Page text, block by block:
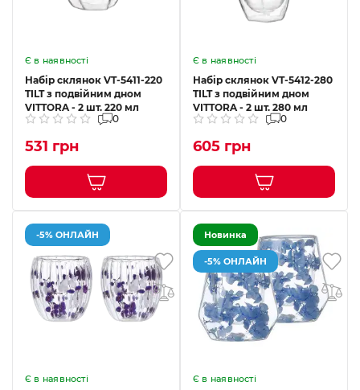
Є в наявності
Набір склянок VT-5411-220
TILT з подвійним дном
VITTORA - 2 шт. 220 мл
0
531 грн
Є в наявності
Набір склянок VT-5412-280
TILT з подвійним дном
VITTORA - 2 шт. 280 мл
0
605 грн
-5% ОНЛАЙН
Є в наявності
Новинка
-5% ОНЛАЙН
Є в наявності